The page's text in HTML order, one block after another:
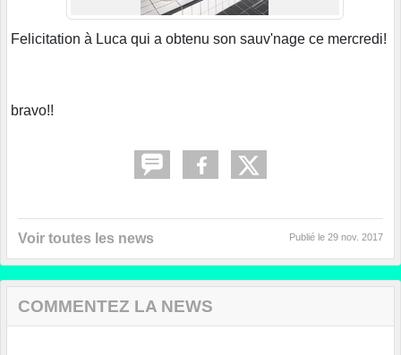
Felicitation à Luca qui a obtenu son sauv'nage ce mercredi!
bravo!!
Voir toutes les news Publié le 29 nov. 2017
COMMENTEZ LA NEWS